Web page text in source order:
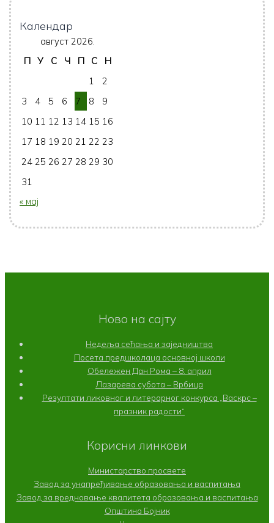
Календар
август 2026.
П
У С Ч П С
Н
1
2
3
4 5 6 7 8
9
10 11 12 13 14 15 16
17 18 19 20 21 22 23
24 25 26 27 28 29 30
31
« мај
Ново на сајту
Недеља сећања и заједништва
Посета предшколаца основној школи
Обележен Дан Рома – 8. април
Лазарева субота – Врбица
Резултати ликовног и литерарног конкурса „Васкрс –
празник радости“
Корисни линкови
Министарство просвете
Завод за унапређивање образовања и васпитања
Завод за вредновање квалитета образовања и васпитања
Општина Бојник